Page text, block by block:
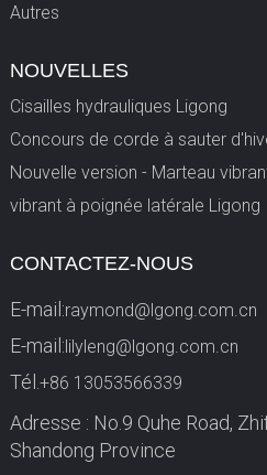
Autres
NOUVELLES
Cisailles hydrauliques Ligong
Concours de corde à sauter
Nouvelle version - Marteau
vibrant à poignée latérale Ligong
CONTACTEZ-NOUS
E-mail:raymond@lgong.com.cn
E-mail:lilyleng@lgong.com.cn
Tél. +86 13053566339
Adresse : No.9 Quhe Road,
Shandong Province